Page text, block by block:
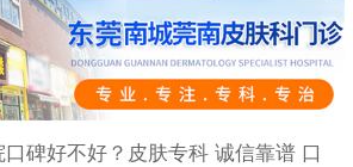
碑好不好？皮肤专科 诚信靠谱 口